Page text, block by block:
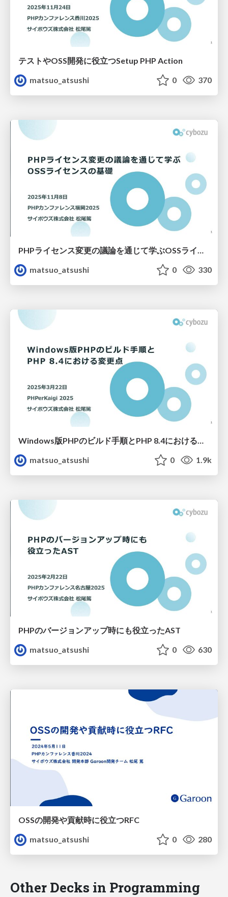
テストやOSS開発に役立つSetup PHP Action
matsuo_atsushi
0 370
PHPライセンス変更の議論を通じて学ぶOSSライセンスの基礎
matsuo_atsushi
0 330
matsuo_atsushi
0 1.9k
PHPのバージョンアップ時にも役立ったAST
matsuo_atsushi
0 630
OSSの開発や貢献時に役立つRFC
matsuo_atsushi
0 280
Other Decks in Programming